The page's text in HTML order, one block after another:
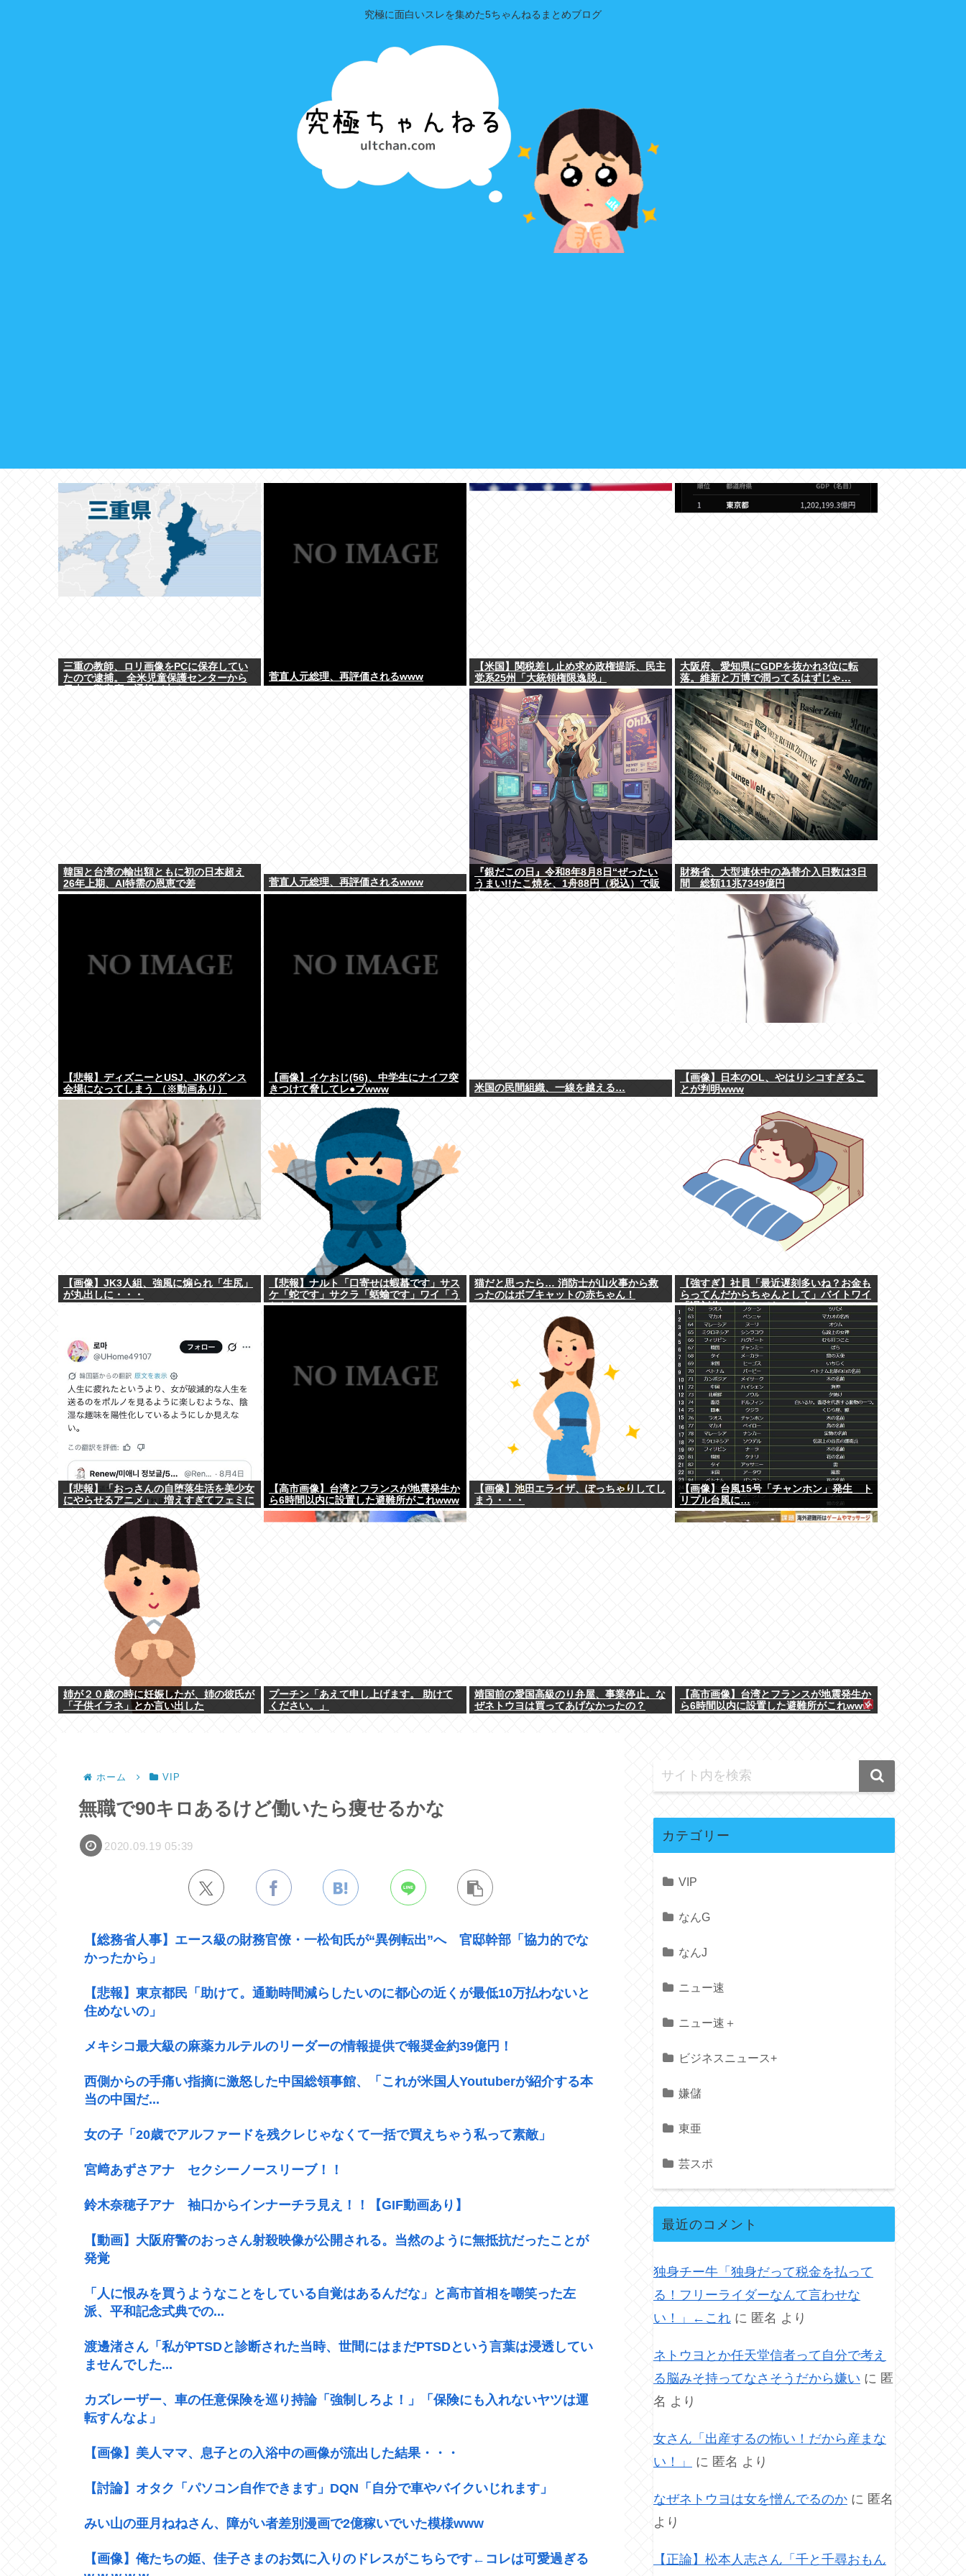
究極に面白いスレを集めた5ちゃんねるまとめブログ
三重の教師、ロリ画像をPCに保存してい
たので逮捕。 全米児童保護センターから
菅直人元総理、再評価されるwww
【米国】関税差し止め求め政権提訴、民主
党系25州「大統領権限逸脱」
大阪府、愛知県にGDPを抜かれ3位に転
落。維新と万博で潤ってるはずじゃ…
韓国と台湾の輸出額ともに初の日本超え
26年上期、AI特需の恩恵で差
菅直人元総理、再評価されるwww
『銀だこの日』令和8年8月8日“ぜったい
うまい!!たこ焼を、1舟88円（税込）で販
財務省、大型連休中の為替介入日数は3日
間 総額11兆7349億円
【悲報】ディズニーとUSJ、JKのダンス
会場になってしまう （※動画あり）
【画像】イケおじ(56)、中学生にナイフ突
きつけて脅してレ●プwww
米国の民間組織、一線を越える…
【画像】日本のOL、やはりシコすぎるこ
とが判明www
【画像】JK3人組、強風に煽られ「生尻」
が丸出しに・・・
【悲報】ナルト「口寄せは蝦蟇です」サス
ケ「蛇です」サクラ「蛞蝓です」ワイ「う
おおお！！」
猫だと思ったら… 消防士が山火事から救
ったのはボブキャットの赤ちゃん！
【強すぎ】社員「最近遅刻多いね？お金も
らってんだからちゃんとして」バイトワイ
「遅刻分はもらってないです」
【悲報】「おっさんの自堕落生活を美少女
にやらせるアニメ」、増えすぎてフェミに
【高市画像】台湾とフランスが地震発生か
ら6時間以内に設置した避難所がこれwww
【画像】池田エライザ、ぽっちゃりしてし
まう・・・
【画像】台風15号「チャンホン」発生 ト
リプル台風に…
姉が２０歳の時に妊娠したが、姉の彼氏が
「子供イラネ」とか言い出した
プーチン「あえて申し上げます。 助けて
ください。」
靖国前の愛国高級のり弁屋、事業停止。な
ぜネトウヨは買ってあげなかったの？
【高市画像】台湾とフランスが地震発生か
ら6時間以内に設置した避難所がこれwww
ホーム VIP
無職で90キロあるけど働いたら痩せるかな
2020.09.19 05:39
【総務省人事】エース級の財務官僚・一松旬氏が“異例転出”へ 官邸幹部「協力的でな
かったから」
【悲報】東京都民「助けて。通勤時間減らしたいのに都心の近くが最低10万払わないと
住めないの」
メキシコ最大級の麻薬カルテルのリーダーの情報提供で報奨金約39億円！
西側からの手痛い指摘に激怒した中国総領事館、「これが米国人Youtuberが紹介する本
当の中国だ...
女の子「20歳でアルファードを残クレじゃなくて一括で買えちゃう私って素敵」
宮﨑あずさアナ セクシーノースリーブ！！
鈴木奈穂子アナ 袖口からインナーチラ見え！！【GIF動画あり】
【動画】大阪府警のおっさん射殺映像が公開される。当然のように無抵抗だったことが
発覚
「人に恨みを買うようなことをしている自覚はあるんだな」と高市首相を嘲笑った左
派、平和記念式典での...
渡邊渚さん「私がPTSDと診断された当時、世間にはまだPTSDという言葉は浸透してい
ませんでした...
カズレーザー、車の任意保険を巡り持論「強制しろよ！」「保険にも入れないヤツは運
転すんなよ」
【画像】美人ママ、息子との入浴中の画像が流出した結果・・・
【討論】オタク「パソコン自作できます」DQN「自分で車やバイクいじれます」
みい山の亜月ねねさん、障がい者差別漫画で2億稼いでいた模様www
【画像】俺たちの姫、佳子さまのお気に入りのドレスがこちらです←コレは可愛過ぎる
カテゴリー
VIP
なんG
なんJ
ニュー速
ニュー速＋
ビジネスニュース+
嫌儲
東亜
芸スポ
最近のコメント
独身チー牛「独身だって税金を払って
る！フリーライダーなんて言わせな
い！」←これ に 匿名 より
ネトウヨとか任天堂信者って自分で考え
る脳みそ持ってなさそうだから嫌い に 匿
名 より
女さん「出産するの怖い！だから産まな
い！」
に 匿名 より
なぜネトウヨは女を憎んでるのか に 匿名
より
【正論】松本人志さん「千と千尋おもん